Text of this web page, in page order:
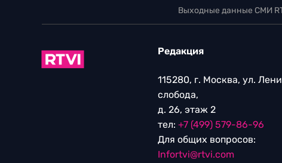
Выходные данные СМИ
Редакция
115280, г. Москва, ул.
слобода,
д. 26, этаж 2
тел: +7 (499) 579-86-96
Для общих вопросов:
Infortvi@rtvi.com